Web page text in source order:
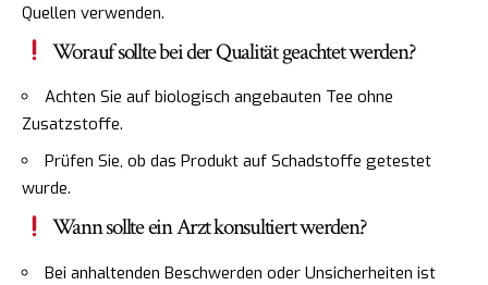
Quellen verwenden.
Worauf sollte bei der Qualität geachtet werden?
Achten Sie auf biologisch angebauten Tee ohne
Zusatzstoffe.
Prüfen Sie, ob das Produkt auf Schadstoffe getestet
wurde.
Wann sollte ein Arzt konsultiert werden?
Bei anhaltenden Beschwerden oder Unsicherheiten ist